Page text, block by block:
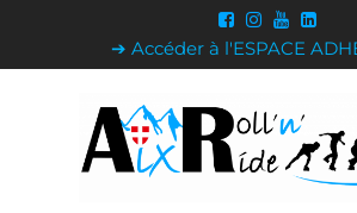
➔ Accéder à l'ESPACE